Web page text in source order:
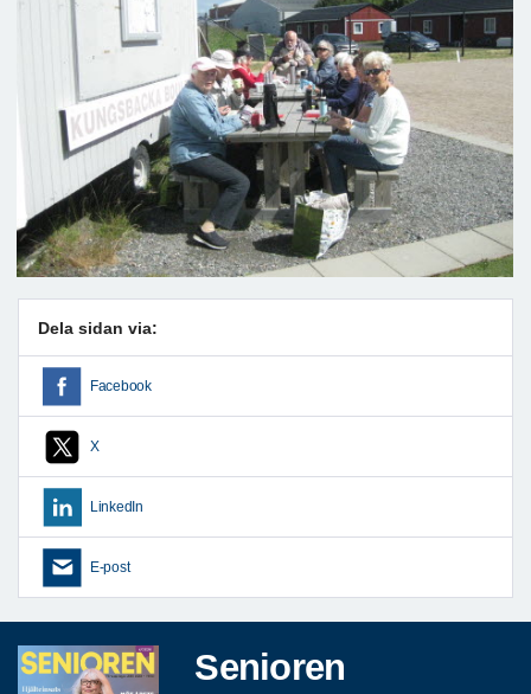
Dela sidan via:
Facebook
X
LinkedIn
E-post
Senioren